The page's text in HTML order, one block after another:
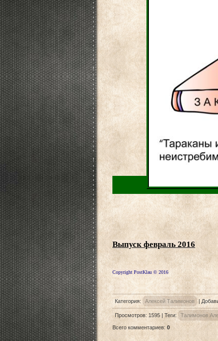
Выпуск февраль 2016
Copyright PostKlau © 2016
Категория: Алексей Талимонов |
Просмотров: 1595 | Теги: Талимонов
Всего комментариев: 0